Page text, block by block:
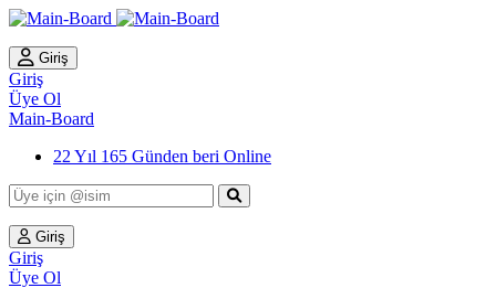
Giriş
Giriş
Üye Ol
Main-Board
22 Yıl 165 Günden beri Online
Giriş
Giriş
Üye Ol